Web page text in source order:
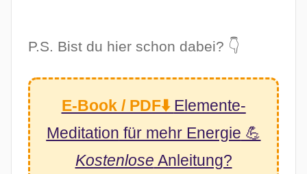
P.S. Bist du hier schon dabei? 👇
E-Book / PDF⬇️ Elemente-
Meditation für mehr Energie 💪
Kostenlose Anleitung?